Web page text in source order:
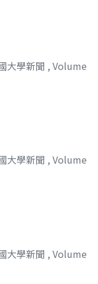
大學新聞 , Volume
大學新聞 , Volume
大學新聞 , Volume